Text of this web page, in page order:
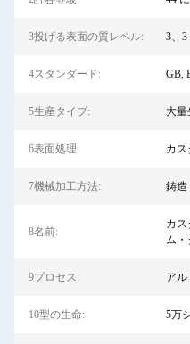
3投げる表面の質レベル: 3、3
4スタンダード: GB,
5生産タイプ: 大量
6表面処理: カス
7機械加工方法: 鋳造
8名前:
カ
ム・
9プロセス: アル
10型の生命: 5万